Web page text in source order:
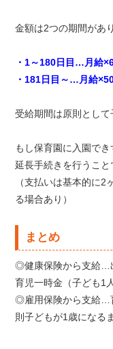
金額は2つの期間があ
・1～180日目…月給
・181日目～…月給
受給期間は原則として
もし保育園に入園で
延長手続きを行うこと
（支払いは基本的に
る場合あり）
まとめ
◎健康保険から支給…
育児一時金（子ども1
◎雇用保険から支給…
則子どもが1歳になる